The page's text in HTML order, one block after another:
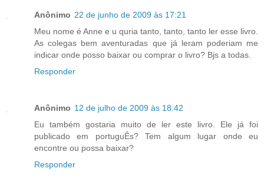
Anônimo 22 de junho de 2009 às 17:21
Meu nome é Anne e u quria tanto, tanto, tanto ler esse livro.
As colegas bem aventuradas que já leram poderiam me
indicar onde posso baixar ou comprar o livro? Bjs a todas.
Responder
Anônimo 12 de julho de 2009 às 18:42
Eu também gostaria muito de ler este livro. Ele já foi
publicado em portuguÊs? Tem algum lugar onde eu
encontre ou possa baixar?
Responder